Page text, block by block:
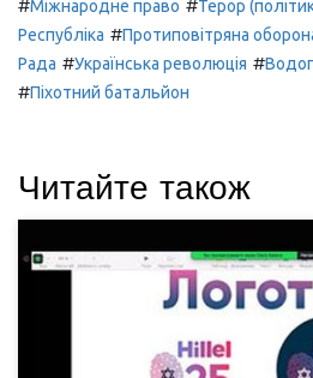
#Міжнародне право #Терор
Республіка #Протиповітряна
Рада #Українська революція #
#Піхотний батальйон
Читайте також